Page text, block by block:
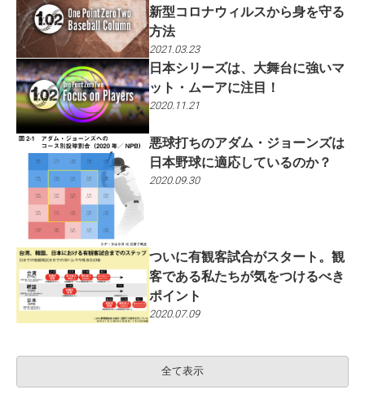
新型コロナウィルスから身を守る
方法
2021.03.23
日本シリーズは、大舞台に強いマ
ット・ムーアに注目！
2020.11.21
悪球打ちのアダム・ジョーンズは
日本野球に適応しているのか？
2020.09.30
ついに有観客試合がスタート。観
客である私たちが気をつけるべき
ポイント
2020.07.09
全て表示